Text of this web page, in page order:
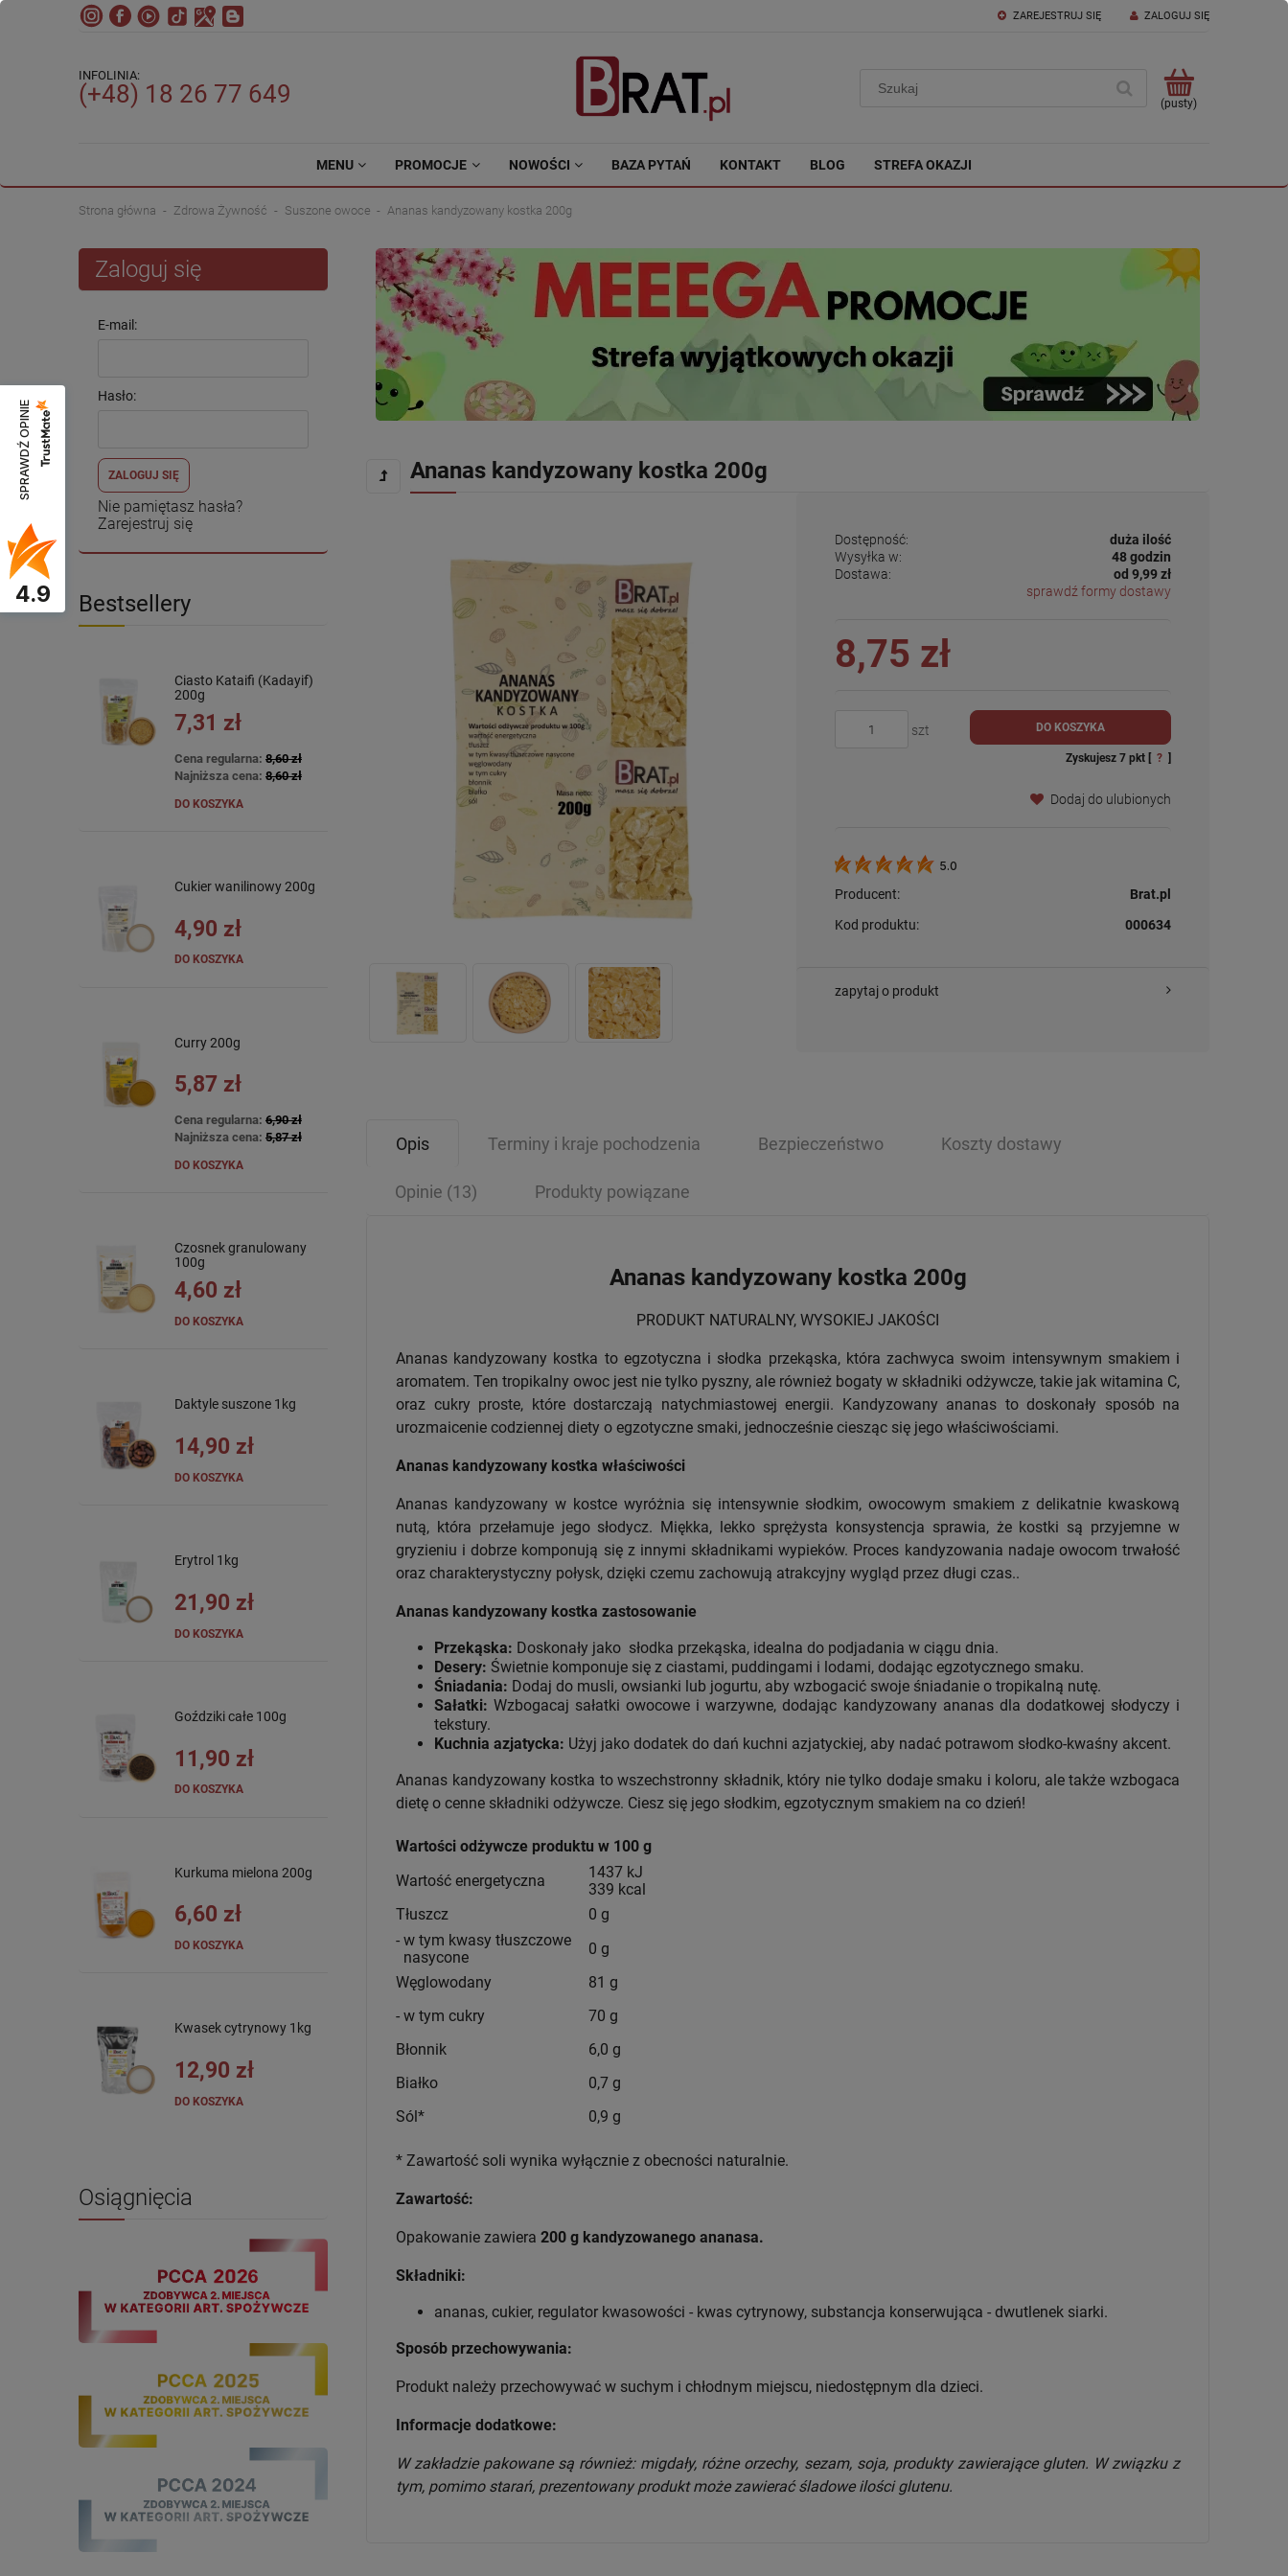
ZAREJESTRUJ SIĘ ZALOGUJ SIĘ
INFOLINIA:
(+48) 18 26 77 649 (pusty)
MENU PROMOCJE NOWOŚCI BAZA PYTAŃ KONTAKT BLOG STREFA OKAZJI
Strona główna Zdrowa Żywność Suszone owoce Ananas kandyzowany kostka 200g
Zaloguj się
E-mail:
Hasło:
ZALOGUJ SIĘ
Nie pamiętasz hasła?
Zarejestruj się
Bestsellery
Ciasto Kataifi (Kadayif)
200g
7,31 zł
Cena regularna: 8,60 zł
Najniższa cena: 8,60 zł
DO KOSZYKA
Cukier wanilinowy 200g
4,90 zł
DO KOSZYKA
Curry 200g
5,87 zł
Cena regularna: 6,90 zł
Najniższa cena: 5,87 zł
DO KOSZYKA
Czosnek granulowany
100g
4,60 zł
DO KOSZYKA
Daktyle suszone 1kg
14,90 zł
DO KOSZYKA
Erytrol 1kg
21,90 zł
DO KOSZYKA
Goździki całe 100g
11,90 zł
DO KOSZYKA
Kurkuma mielona 200g
6,60 zł
DO KOSZYKA
Kwasek cytrynowy 1kg
12,90 zł
DO KOSZYKA
Osiągnięcia
Ananas kandyzowany kostka 200g
Dostępność:
duża ilość
Wysyłka w:
48 godzin
Dostawa:
od 9,99 zł
sprawdź formy dostawy
8,75 zł
szt DO KOSZYKA
Zyskujesz 7pkt [ ? ]
Dodaj do ulubionych
5.0
Producent:
Brat.pl
Kod produktu:
000634
zapytaj o produkt
Opis Terminy i kraje pochodzenia Bezpieczeństwo Koszty dostawy
Opinie (13) Produkty powiązane
Ananas kandyzowany kostka 200g
PRODUKT NATURALNY, WYSOKIEJ JAKOŚCI
Ananas kandyzowany kostka to egzotyczna i słodka przekąska, która zachwyca swoim intensywnym smakiem i
aromatem. Ten tropikalny owoc jest nie tylko pyszny, ale również bogaty w składniki odżywcze, takie jak witamina C,
oraz cukry proste, które dostarczają natychmiastowej energii. Kandyzowany ananas to doskonały sposób na
urozmaicenie codziennej diety o egzotyczne smaki, jednocześnie ciesząc się jego właściwościami.
Ananas kandyzowany kostka właściwości
Ananas kandyzowany w kostce wyróżnia się intensywnie słodkim, owocowym smakiem z delikatnie kwaskową
nutą, która przełamuje jego słodycz. Miękka, lekko sprężysta konsystencja sprawia, że kostki są przyjemne w
gryzieniu i dobrze komponują się z innymi składnikami wypieków. Proces kandyzowania nadaje owocom trwałość
oraz charakterystyczny połysk, dzięki czemu zachowują atrakcyjny wygląd przez długi czas..
Ananas kandyzowany kostka zastosowanie
Przekąska: Doskonały jako słodka przekąska, idealna do podjadania w ciągu dnia.
Desery: Świetnie komponuje się z ciastami, puddingami i lodami, dodając egzotycznego smaku.
Śniadania: Dodaj do musli, owsianki lub jogurtu, aby wzbogacić swoje śniadanie o tropikalną nutę.
Sałatki: Wzbogacaj sałatki owocowe i warzywne, dodając kandyzowany ananas dla dodatkowej słodyczy i
tekstury.
Kuchnia azjatycka: Użyj jako dodatek do dań kuchni azjatyckiej, aby nadać potrawom słodko-kwaśny akcent.
Ananas kandyzowany kostka to wszechstronny składnik, który nie tylko dodaje smaku i koloru, ale także wzbogaca
dietę o cenne składniki odżywcze. Ciesz się jego słodkim, egzotycznym smakiem na co dzień!
Wartości odżywcze produktu w 100 g
Wartość energetyczna
1437 kJ
339 kcal
Tłuszcz
0 g
- w tym kwasy tłuszczowe
nasycone
0 g
Węglowodany
81 g
- w tym cukry
70 g
Błonnik
6,0 g
Białko
0,7 g
Sól*
0,9 g
* Zawartość soli wynika wyłącznie z obecności naturalnie.
Zawartość:
Opakowanie zawiera 200 g kandyzowanego ananasa.
Składniki:
ananas, cukier, regulator kwasowości - kwas cytrynowy, substancja konserwująca - dwutlenek siarki.
Sposób przechowywania:
Produkt należy przechowywać w suchym i chłodnym miejscu, niedostępnym dla dzieci.
Informacje dodatkowe:
W zakładzie pakowane są również: migdały, różne orzechy, sezam, soja, produkty zawierające gluten. W związku z
tym, pomimo starań, prezentowany produkt może zawierać śladowe ilości glutenu.
SPRAWDŹ OPINIE
4.9